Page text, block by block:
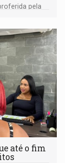
pela
até o fim